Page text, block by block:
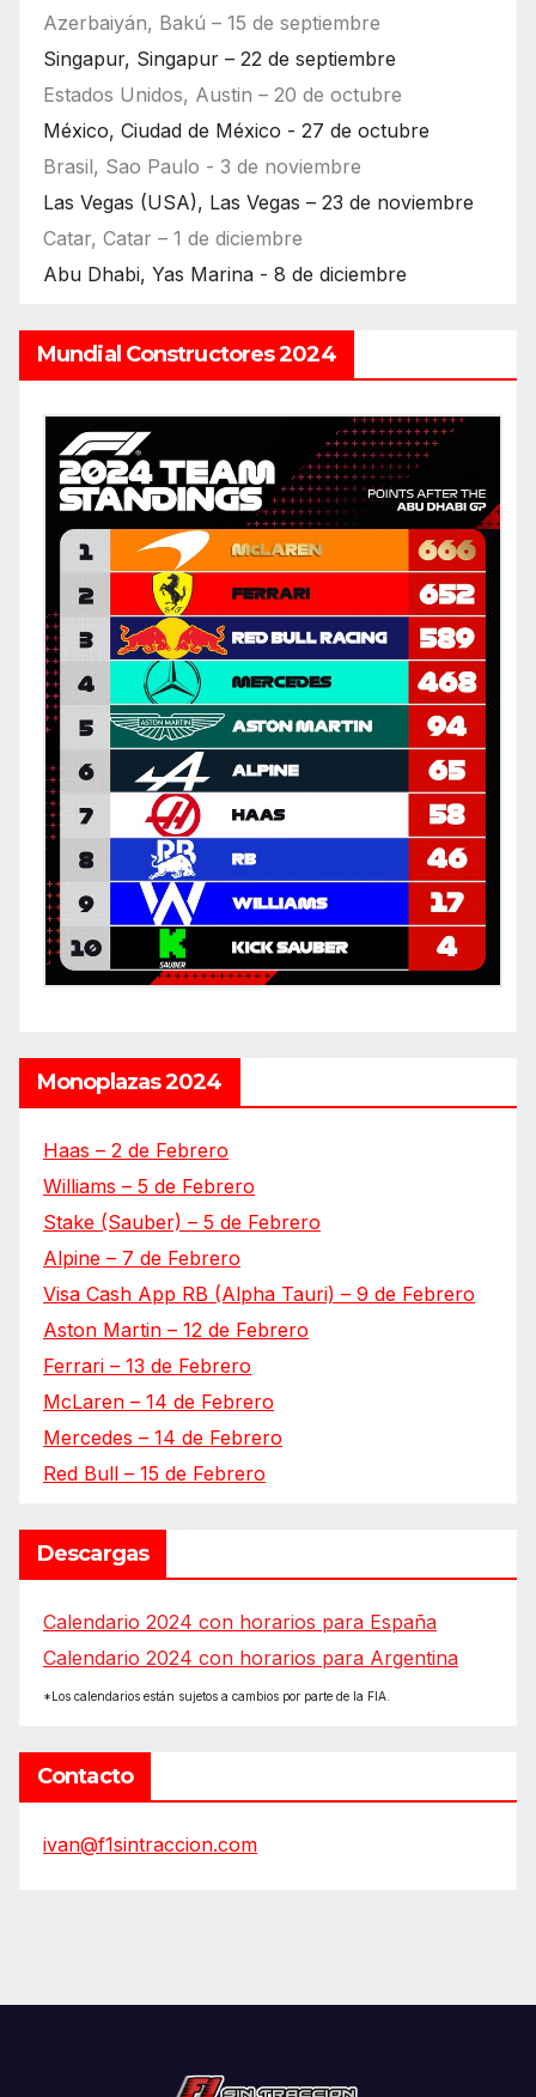
Azerbaiyán, Bakú – 15 de septiembre
Singapur, Singapur – 22 de septiembre
Estados Unidos, Austin – 20 de octubre
México, Ciudad de México - 27 de octubre
Brasil, Sao Paulo - 3 de noviembre
Las Vegas (USA), Las Vegas – 23 de noviembre
Catar, Catar – 1 de diciembre
Abu Dhabi, Yas Marina - 8 de diciembre
Mundial Constructores 2024
Monoplazas 2024
Haas – 2 de Febrero
Williams – 5 de Febrero
Stake (Sauber) – 5 de Febrero
Alpine – 7 de Febrero
Visa Cash App RB (Alpha Tauri) – 9 de Febrero
Aston Martin – 12 de Febrero
Ferrari – 13 de Febrero
McLaren – 14 de Febrero
Mercedes – 14 de Febrero
Red Bull – 15 de Febrero
Descargas
Calendario 2024 con horarios para España
Calendario 2024 con horarios para Argentina
*Los calendarios están sujetos a cambios por parte de la FIA.
Contacto
ivan@f1sintraccion.com